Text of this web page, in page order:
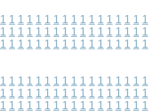
1 1 1 1 1 1 1 1 1 1 1 1 1 1 1 1 1
1 1 1 1 1 1 1 1 1 1 1 1 1 1 1 1 1
1 1 1 1 1 1 1 1 1 1 1 1 1 1 1 1 1
1 1 1 1 1 1 1 1 1 1 1 1 1 1 1 1 1
1 1 1 1 1 1 1 1 1 1 1 1 1 1 1 1 1
1 1 1 1 1 1 1 1 1 1 1 1 1 1 1 1 1